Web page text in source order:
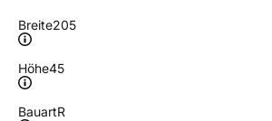
Breite205
Höhe45
BauartR